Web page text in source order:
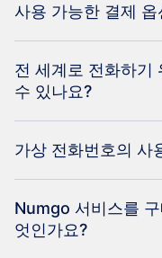
사용 가능한 결제
전 세계로 전화하기
수 있나요?
가상 전화번호의 사
Numgo 서비스를
엇인가요?